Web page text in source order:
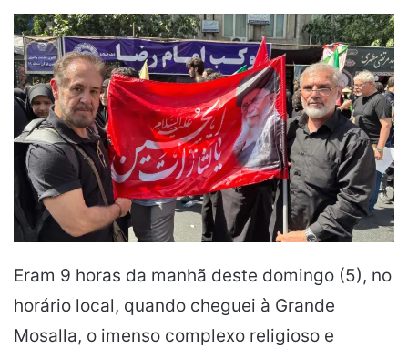
email
Eram 9 horas da manhã deste domingo (5), no
horário local, quando cheguei à Grande
Mosalla, o imenso complexo religioso e